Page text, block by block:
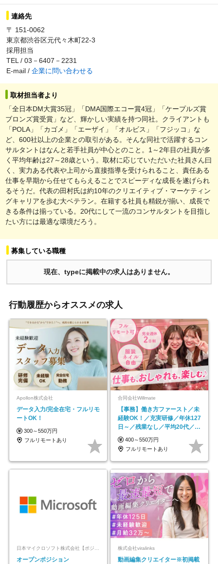
連絡先
〒 151-0062
東京都渋谷区元代々木町22-3
採用担当
TEL / 03－6407－2231
E-mail / 企業に問い合わせる
取材担当者より
「全日本DM大賞35冠」「DMA国際エコー賞4冠」「ケープルズ賞
ブロンズ賞受賞」など、輝かしい実績を持つ同社。クライアントも
「POLA」「カゴメ」「エーザイ」「オルビス」「フジッコ」な
ど、600社以上の企業との取引がある。そんな同社で活躍するコン
サルタントはなんと若手社員が中心とのこと。1～2年目の社員が多
く平均年齢は27～28歳という。取材に応じていただいた社員さん曰
く、実力ある代表や上司から直接指導を受けられること、責任ある
仕事を早期から任せてもらえることでスピーディな成長を遂げられ
るそうだ。代表の田村氏は約10年のクリエイティブ・マーケティン
グキャリアを歩む大ベテラン。在籍する社員も精鋭が揃い、成長で
きる条件は揃っている。20代にして一流のコンサルタントを目指し
たい方には最適な環境だろう。
募集している職種
現在、typeに掲載中の求人はありません。
行動履歴からオススメの求人
Apollon株式会社
データ入力/完全在宅・フルリモ
ートOK！
300～550万円
フルリモートあり
合同会社Willmate
【事務】働き方ファースト／未
経験OK！／充実研修／年休127
日～／残業なし／平均20代／リ
モートOK
400～550万円
フルリモートあり
日本マイクロソフト株式会社【ポジションマッチ登録】
オープンポジション
株式会社viralinks
動画編集クリエイター※初掲載